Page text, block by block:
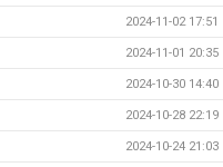
2024-11-02 17:51
2024-11-01 20:35
2024-10-30 14:40
2024-10-28 22:19
2024-10-24 21:03